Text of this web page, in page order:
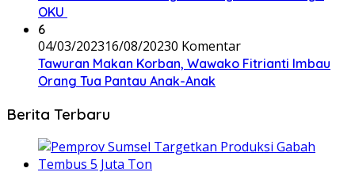
OKU
6
04/03/202316/08/20230 Komentar
Tawuran Makan Korban, Wawako Fitrianti Imbau
Orang Tua Pantau Anak-Anak
Berita Terbaru